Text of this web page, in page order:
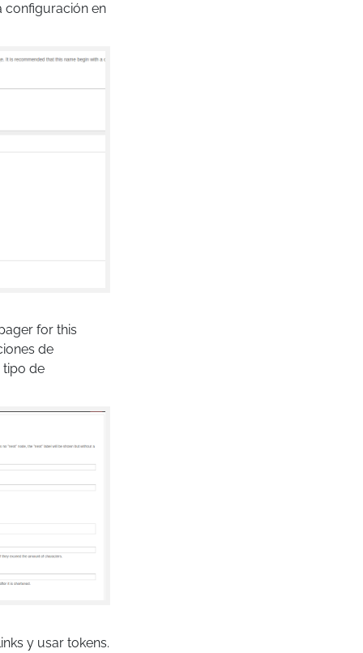
configuración en
for this
de
tipo de
y usar tokens.